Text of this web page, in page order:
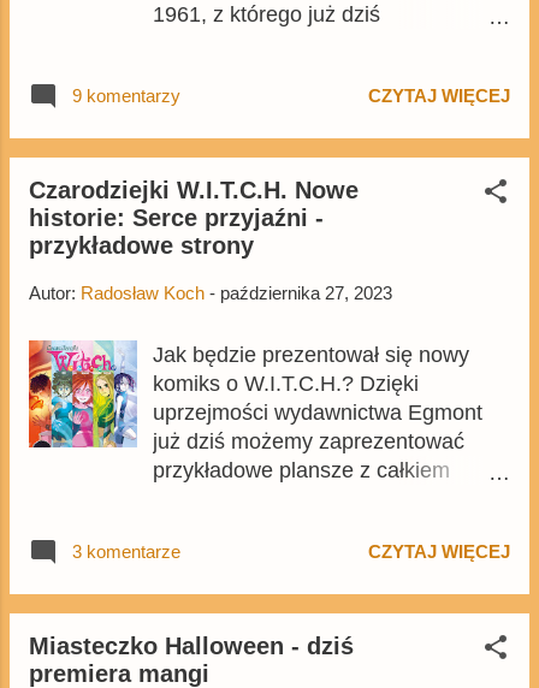
1961, z którego już dziś
historii o Babci Kaczce, Diodaku czy
scenariuszy innych autorów. Cena
248-stronicowego tomu wyniesie
89,99 zł i można kupić go w
przedsprzedaży na Egmont.pl
9 komentarzy CZYTAJ WIĘCEJ
Czarodziejki W.I.T.C.H. Nowe
historie: Serce przyjaźni -
przykładowe strony
Autor: Radosław Koch - października 27, 2023
Jak będzie prezentował się nowy
komiks o W.I.T.C.H.? Dzięki
uprzejmości wydawnictwa Egmont
już dziś możemy zaprezentować
przykładowe plansze z całkiem
historie: Serce przyjaźni. będzie
natomiast w pozostałych punktach
sprzedaży pojawi się on 24 stycznia.
108-stronicowy album zostanie
3 komentarze CZYTAJ WIĘCEJ
Miasteczko Halloween - dziś
premiera mangi